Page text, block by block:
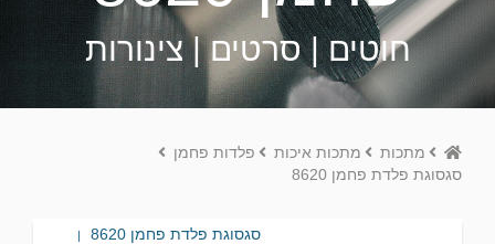
חוטים | סרטים | צינורות
Homeמתכות מתכות איכות
פלדות פחמן
סגסוגת פלדת פחמן 8620
סגסוגת פלדת פחמן 8620
|